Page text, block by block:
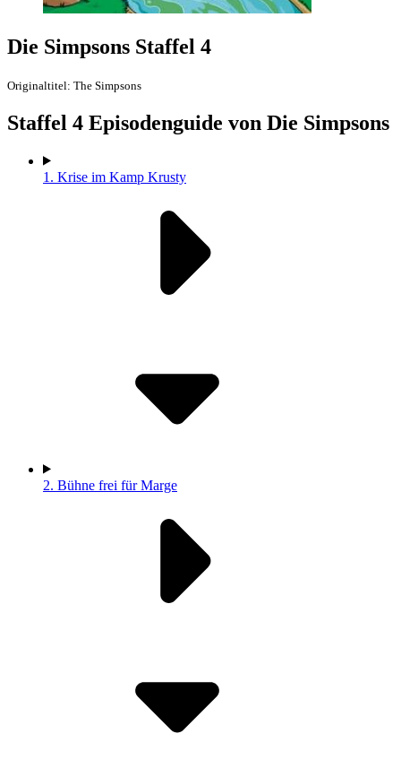
Die Simpsons Staffel 4
Originaltitel: The Simpsons
Staffel 4 Episodenguide von Die Simpsons
1. Krise im Kamp Krusty
2. Bühne frei für Marge